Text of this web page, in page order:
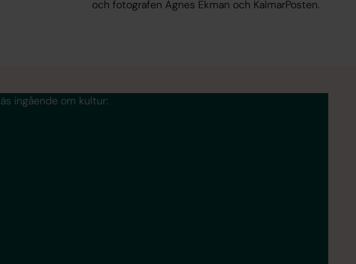
och fotografen Agnes Ekman och KalmarPosten.
ingående om kultur: